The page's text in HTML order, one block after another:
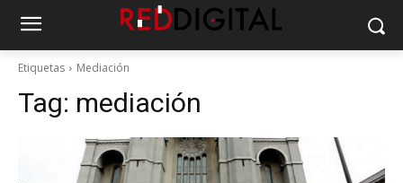
Etiquetas Mediación
Tag: mediación